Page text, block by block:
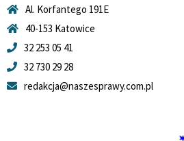
Al. Korfantego 191E
40-153 Katowice
32 253 05 41
32 730 29 28
redakcja@naszesprawy.com.pl